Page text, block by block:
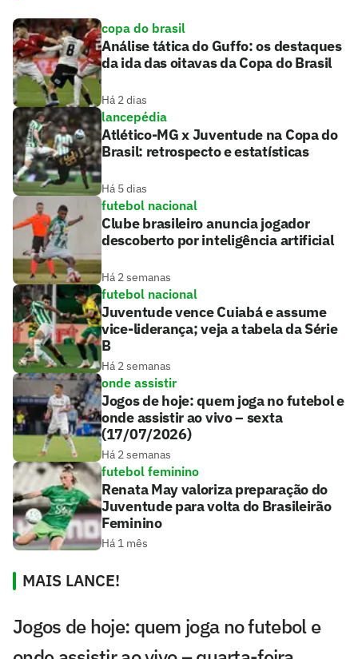
copa do brasil
Análise tática do Guffo: os destaques
da ida das oitavas da Copa do Brasil
Há 2 dias
lancepédia
Atlético-MG x Juventude na Copa do
Brasil: retrospecto e estatísticas
Há 5 dias
futebol nacional
Clube brasileiro anuncia jogador
descoberto por inteligência artificial
Há 2 semanas
futebol nacional
Juventude vence Cuiabá e assume
vice-liderança; veja a tabela da Série
B
Há 2 semanas
onde assistir
Jogos de hoje: quem joga no futebol e
onde assistir ao vivo – sexta
(17/07/2026)
Há 2 semanas
futebol feminino
Renata May valoriza preparação do
Juventude para volta do Brasileirão
Feminino
Há 1 mês
MAIS LANCE!
Jogos de hoje: quem joga no futebol e